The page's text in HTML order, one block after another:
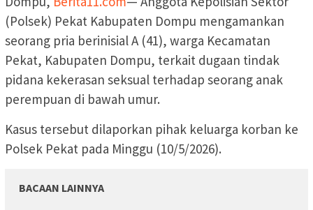
(Polsek) Pekat Kabupaten Dompu mengamankan
seorang pria berinisial A (41), warga Kecamatan
Pekat, Kabupaten Dompu, terkait dugaan tindak
pidana kekerasan seksual terhadap seorang anak
perempuan di bawah umur.
Kasus tersebut dilaporkan pihak keluarga korban ke
Polsek Pekat pada Minggu (10/5/2026).
BACAAN LAINNYA